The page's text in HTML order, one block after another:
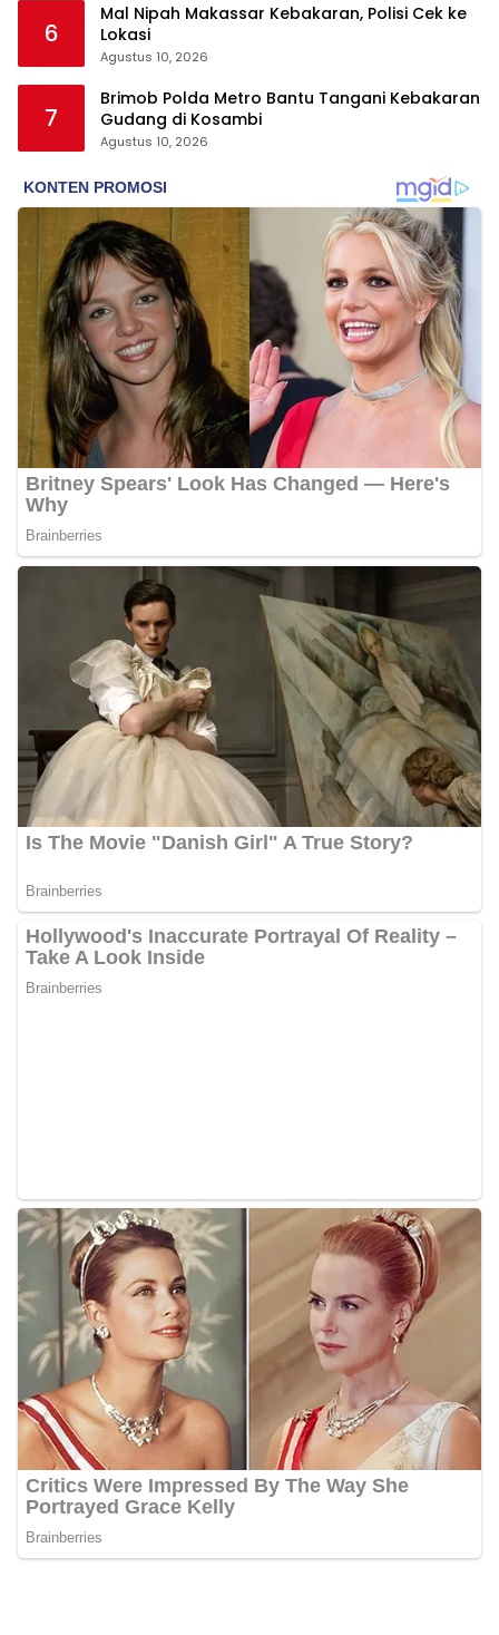
6
Mal Nipah Makassar Kebakaran, Polisi Cek ke
Lokasi
Agustus 10, 2026
7
Brimob Polda Metro Bantu Tangani Kebakaran
Gudang di Kosambi
Agustus 10, 2026